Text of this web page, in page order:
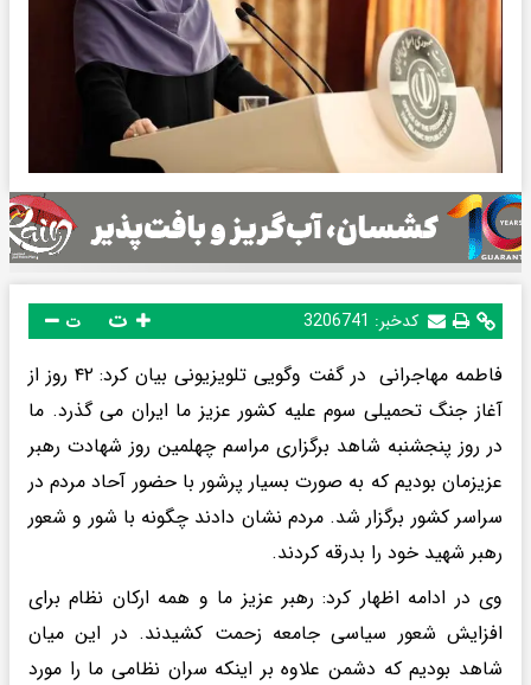
کدخبر: 3206741 ت
فاطمه مهاجرانی در گفت وگویی تلویزیونی بیان کرد: ۴۲ روز از
آغاز جنگ تحمیلی سوم علیه کشور عزیز ما ایران می گذرد. ما
در روز پنجشنبه شاهد برگزاری مراسم چهلمین روز شهادت رهبر
عزیزمان بودیم که به صورت بسیار پرشور با حضور آحاد مردم در
سراسر کشور برگزار شد. مردم نشان دادند چگونه با شور و شعور
رهبر شهید خود را بدرقه کردند.
وی در ادامه اظهار کرد: رهبر عزیز ما و همه ارکان نظام برای
افزایش شعور سیاسی جامعه زحمت کشیدند. در این میان
شاهد بودیم که دشمن علاوه بر اینکه سران نظامی ما را مورد